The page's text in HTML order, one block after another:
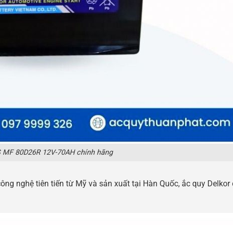
MF 80D26R 12V-70AH chính hãng
nghệ tiên tiến từ Mỹ và sản xuất tại Hàn Quốc, ắc quy Delkor